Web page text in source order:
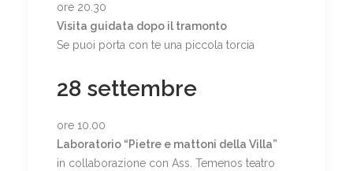
ore 20.30
Visita guidata dopo il tramonto
Se puoi porta con te una piccola torcia
28 settembre
ore 10.00
Laboratorio “Pietre e mattoni della Villa”
in collaborazione con Ass. Temenos teatro